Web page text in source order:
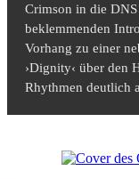
Crimson in die
beklemmenden
Vorhang zu einer
›Dignity‹ über den
Rhythmen deutlich